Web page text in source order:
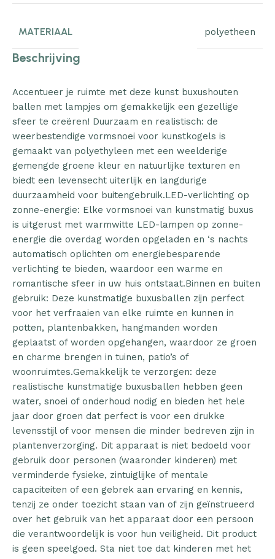
MATERIAAL polyetheen
Beschrijving
Accentueer je ruimte met deze kunst buxushouten
ballen met lampjes om gemakkelijk een gezellige
sfeer te creëren! Duurzaam en realistisch: de
weerbestendige vormsnoei voor kunstkogels is
gemaakt van polyethyleen met een weelderige
gemengde groene kleur en natuurlijke texturen en
biedt een levensecht uiterlijk en langdurige
duurzaamheid voor buitengebruik.LED-verlichting op
zonne-energie: Elke vormsnoei van kunstmatig buxus
is uitgerust met warmwitte LED-lampen op zonne-
energie die overdag worden opgeladen en ‘s nachts
automatisch oplichten om energiebesparende
verlichting te bieden, waardoor een warme en
romantische sfeer in uw huis ontstaat.Binnen en buiten
gebruik: Deze kunstmatige buxusballen zijn perfect
voor het verfraaien van elke ruimte en kunnen in
potten, plantenbakken, hangmanden worden
geplaatst of worden opgehangen, waardoor ze groen
en charme brengen in tuinen, patio’s of
woonruimtes.Gemakkelijk te verzorgen: deze
realistische kunstmatige buxusballen hebben geen
water, snoei of onderhoud nodig en bieden het hele
jaar door groen dat perfect is voor een drukke
levensstijl of voor mensen die minder bedreven zijn in
plantenverzorging. Dit apparaat is niet bedoeld voor
gebruik door personen (waaronder kinderen) met
verminderde fysieke, zintuiglijke of mentale
capaciteiten of een gebrek aan ervaring en kennis,
tenzij ze onder toezicht staan van of zijn geïnstrueerd
over het gebruik van het apparaat door een persoon
die verantwoordelijk is voor hun veiligheid. Dit product
is geen speelgoed. Sta niet toe dat kinderen met het